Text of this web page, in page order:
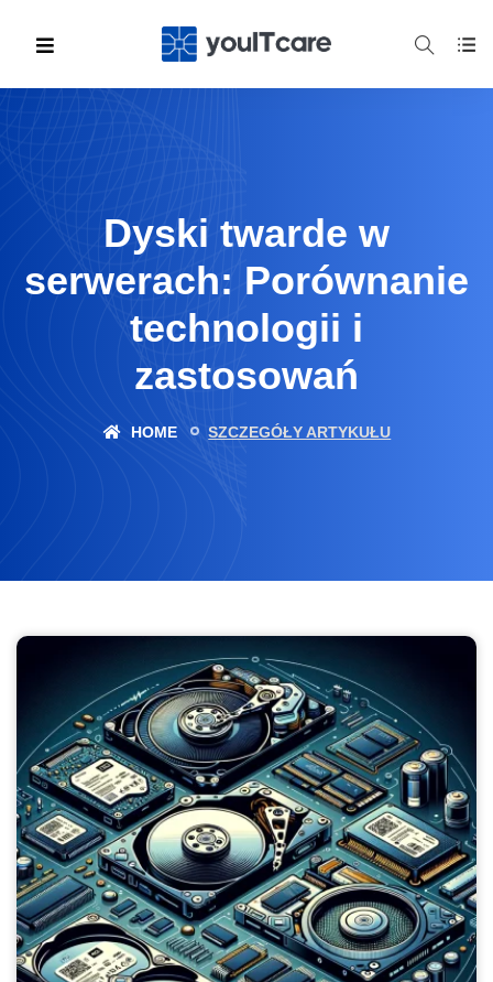
Dyski twarde w
serwerach: Porównanie
technologii i
zastosowań
HOME SZCZEGÓŁY ARTYKUŁU